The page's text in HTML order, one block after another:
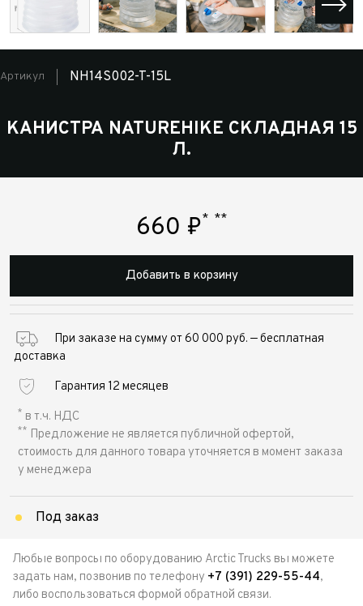
Артикул NH14S002-T-15L
КАНИСТРА NATUREHIKE СКЛАДНАЯ 15
Л.
660 ₽* **
Добавить в корзину
При заказе на сумму от 60 000 руб. — бесплатная
доставка
Гарантия 12 месяцев
* в т.ч. НДС
** Предложение не является публичной офертой,
стоимость для данного товара уточняется в момент заказа
у менеджера
Под заказ
Любые вопросы по оборудованию Arctic Trucks вы можете
задать нам, позвонив по телефону +7 (391) 229-55-44,
либо воспользоваться формой обратной связи.